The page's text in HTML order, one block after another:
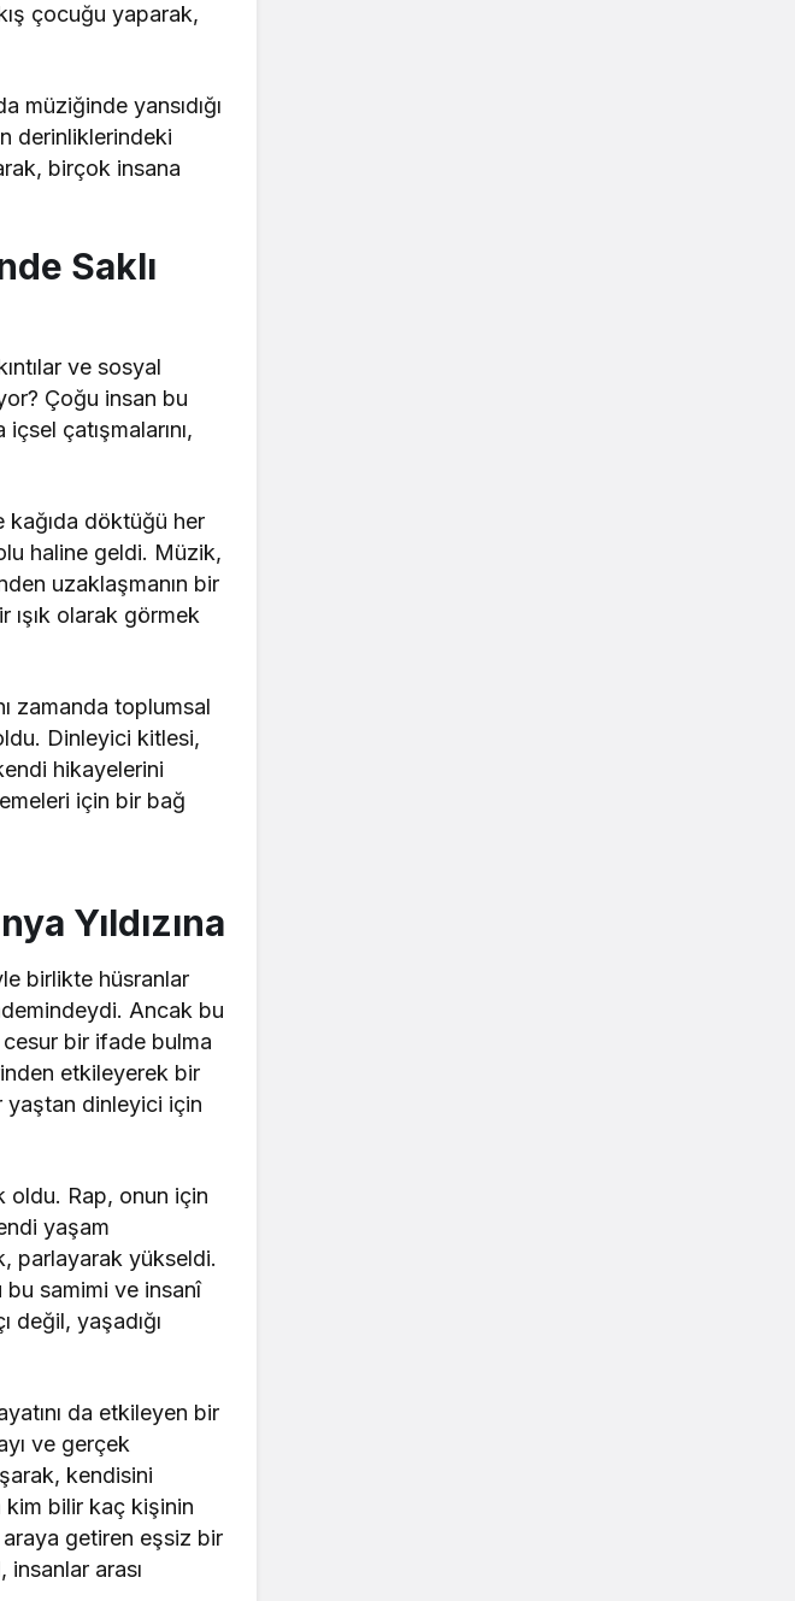
çocuğu yaparak,
müziğinde yansıdığı
derinliklerindeki
birçok insana
Saklı
ve sosyal
Çoğu insan bu
çatışmalarını,
kağıda döktüğü her
haline geldi. Müzik,
uzaklaşmanın bir
ışık olarak görmek
zamanda toplumsal
Dinleyici kitlesi,
hikayelerini
için bir bağ
Yıldızına
birlikte hüsranlar
Ancak bu
cesur bir ifade bulma
etkileyerek bir
yaştan dinleyici için
oldu. Rap, onun için
yaşam
parlayarak yükseldi.
bu samimi ve insanî
değil, yaşadığı
da etkileyen bir
ve gerçek
kendisini
kim bilir kaç kişinin
araya getiren eşsiz bir
arası